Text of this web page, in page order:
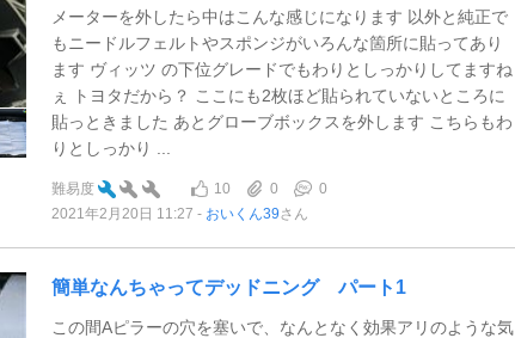
メーターを外したら中はこんな感じになります 以外と純正で
もニードルフェルトやスポンジがいろんな箇所に貼ってあり
ます ヴィッツ の下位グレードでもわりとしっかりしてますね
ぇ トヨタだから？ ここにも2枚ほど貼られていないところに
貼っときました あとグローブボックスを外します こちらもわ
りとしっかり ...
難易度 10 0
0
2021年2月20日 11:27
おいくん39さん
簡単なんちゃってデッドニング パート1
この間Aピラーの穴を塞いで、なんとなく効果アリのような気